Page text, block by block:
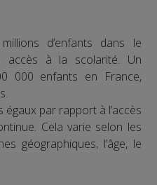
d’enfants dans le
accès à la scolarité. Un
000 enfants en France,
par rapport à l’accès
Cela varie selon les
géographiques, l’âge, le